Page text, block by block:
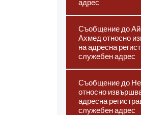
адрес
Съобщение до
Ахмед относно
на адресна
служебен адрес
Съобщение до
относно
адресна
служебен адрес